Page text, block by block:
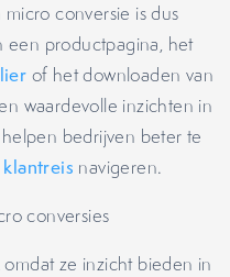
micro conversie is dus
een productpagina, het
of het downloaden van
waardevolle inzichten in
bedrijven beter te
klantreis navigeren.
conversies
ze inzicht bieden in